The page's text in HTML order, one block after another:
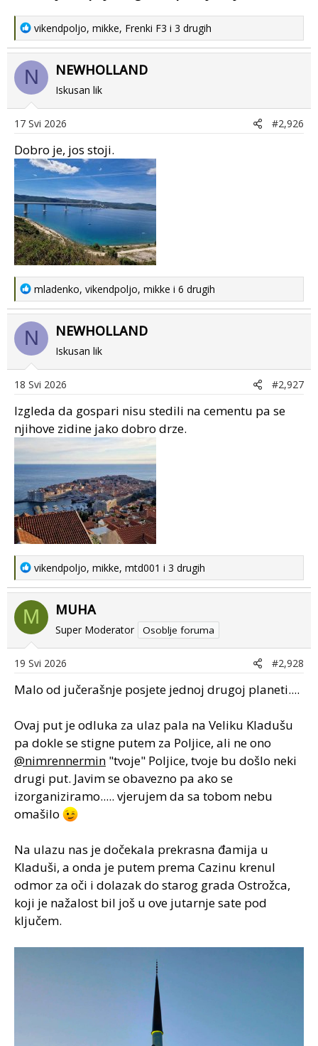
R
e
a
c
t
n
s
:
vikendpoljo, mikke, Frenki F3 i 3 drugih
N NEWHOLLAND
Iskusan lik
17 Svi 2026 #2,926
Dobro je, jos stoji.
R
e
a
c
t
n
s
mladenko, vikendpoljo, mikke i 6 drugih
N NEWHOLLAND
Iskusan lik
18 Svi 2026 #2,927
Izgleda da gospari nisu stedili na cementu pa se
njihove zidine jako dobro drze.
R
e
a
c
t
n
s
vikendpoljo, mikke, mtd001 i 3 drugih
M MUHA
Super Moderator Osoblje foruma
19 Svi 2026 #2,928
Malo od jučerašnje posjete jednoj drugoj planeti....
Ovaj put je odluka za ulaz pala na Veliku Kladušu
pa dokle se stigne putem za Poljice, ali ne ono
@nimrennermin "tvoje" Poljice, tvoje bu došlo neki
drugi put. Javim se obavezno pa ako se
izorganiziramo..... vjerujem da sa tobom nebu
omašilo
Na ulazu nas je dočekala prekrasna đamija u
Kladuši, a onda je putem prema Cazinu krenul
odmor za oči i dolazak do starog grada Ostrožca,
koji je nažalost bil još u ove jutarnje sate pod
ključem.